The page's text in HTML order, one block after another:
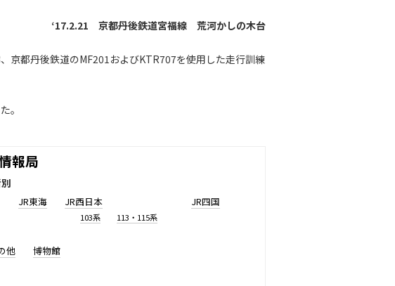
‘17.2.21 京都丹後鉄道宮福線 荒河かしの木台
京都丹後鉄道のMF201およびKTR707を使用した走行訓練
。
報局
JR東海 JR西日本
103系 113・115系
JR四国
他 博物館